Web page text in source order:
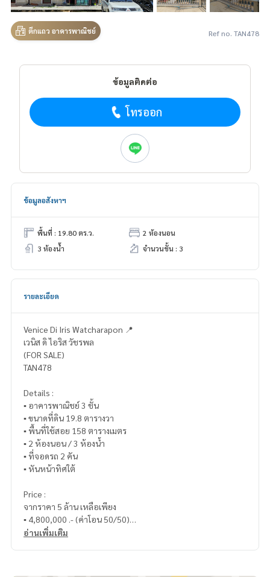
ตึกแถว อาคารพาณิชย์ Ref no. TAN478
ข้อมูลติดต่อ
โทรออก
ข้อมูลอสังหาฯ
พื้นที่ : 19.80 ตร.ว.
2 ห้องนอน
3 ห้องน้ำ
จำนวนชั้น : 3
รายละเอียด
Venice Di Iris Watcharapon 📍
เวนิส ดิ ไอริส วัชรพล
(FOR SALE)
TAN478
Details :
▪️ อาคารพาณิชย์ 3 ชั้น
▪️ ขนาดที่ดิน 19.8 ตารางวา
▪️ พื้นที่ใช้สอย 158 ตารางเมตร
▪️ 2 ห้องนอน / 3 ห้องน้ำ
▪️ ที่จอดรถ 2 คัน
▪️ หันหน้าทิศใต้
Price :
จากราคา 5 ล้าน เหลือเพียง
▪️ 4,800,000 .- (ค่าโอน 50/50)
อ่านเพิ่มเติม